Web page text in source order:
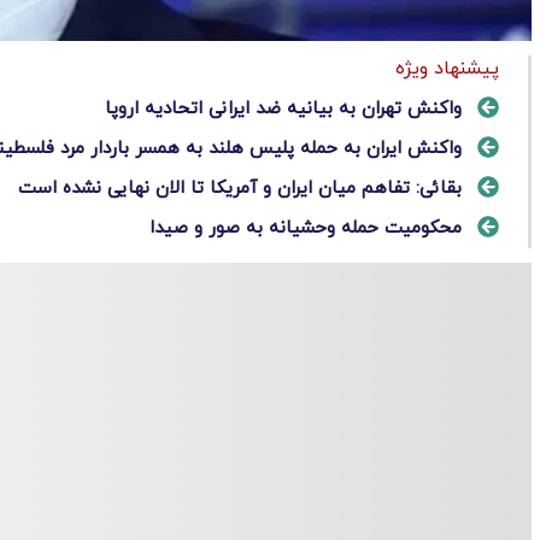
پیشنهاد ویژه
واکنش تهران به بیانیه ضد ایرانی اتحادیه اروپا
واکنش ایران به حمله پلیس هلند به همسر باردار مرد
بقائی: تفاهم میان ایران و آمریکا تا الان نهایی نشده است
محکومیت حمله وحشیانه به صور و صیدا